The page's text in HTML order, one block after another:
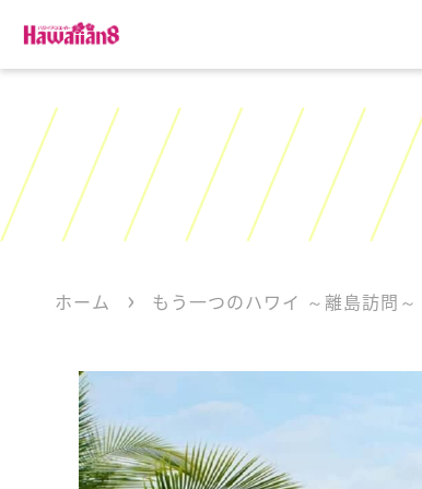
ホーム もう一つのハワイ ～離島訪問～